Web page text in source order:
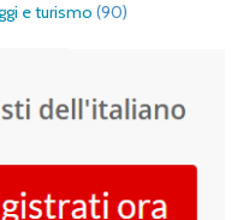
e turismo (90)